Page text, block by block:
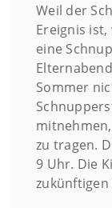
Weil der
Ereignis
eine
Sommer
zu tragen.
9 Uhr. Die